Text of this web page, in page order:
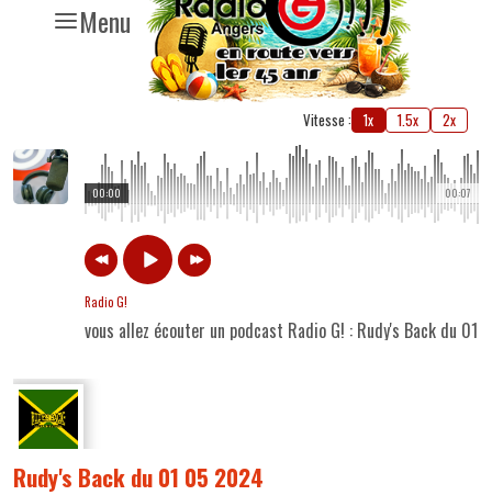
Menu
Vitesse : 1x 1.5x 2x
00:07
00:00
Radio G!
vous allez écouter un podcast Radio G! : Rudy's Back du 01
Rudy's Back du 01 05 2024